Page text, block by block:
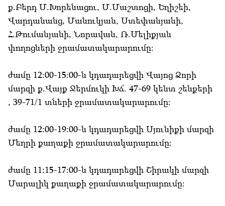
ք.Բերդ Մ.Խորենացու, Մ.Մաշտոցի, Եղիշեի,
Վարդանանց, Մանուկյան, Ստեփանյանի,
Հ.Թումանյանի, Նորավան, Ռ.Մելիքյան
փողոցների ջրամատակարարումը:
ժամը 12:00-15:00-ն կդադարեցվի Վայոց Ձորի
մարզի ք.Վայք Ջերմուկի Խճ. 47-69 կենտ շենքերի
, 39-71/1 տների ջրամատակարարումը:
ժամը 12:00-19:00-ն կդադարեցվի Սյունիքի մարզի
Մեղրի քաղաքի ջրամատակարարումը:
ժամը 11:15-17:00-ն կդադարեցվի Շիրակի մարզի
Մարալիկ քաղաքի ջրամատակարարումը: